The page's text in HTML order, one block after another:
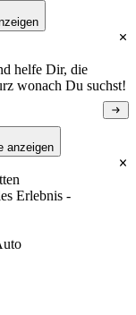
helfe Dir, die
wonach Du suchst!
anzeigen
Erlebnis -